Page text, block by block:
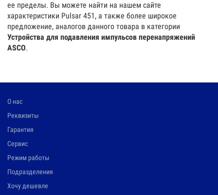
ее пределы. Вы можете найти на нашем сайте
характеристики Pulsar 451, а также более широкое
предложение, аналогов данного товара в категории
Устройства для подавления импульсов перенапряжений
ASCO.
О нас
Реквизиты
Гарантия
Сервис
Режим работы
Подразделения
Хочу дешевле